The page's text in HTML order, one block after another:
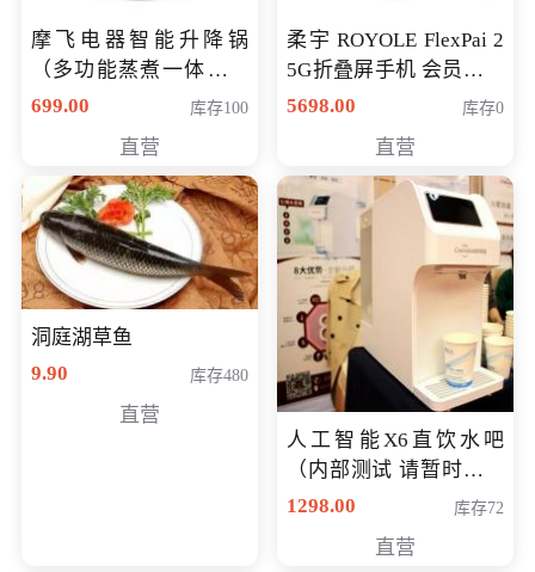
摩飞电器智能升降锅
（多功能蒸煮一体锅）
（智能升降养生锅） 会
699.00 库存100
直营
柔宇 ROYOLE FlexPai 2
5G折叠屏手机 会员专享
购买价格 4998元
5698.00 库存0
直营
洞庭湖草鱼
9.90
库存480
直营
人工智能X6直饮水吧
（内部测试 请暂时不要
购买）
1298.00 库存72
直营